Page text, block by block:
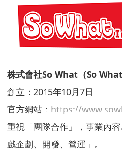
株式會社So What （So
創立：2015年10月7日
官方網站： https://
重視「團隊合作」，事業內
戲企劃、開發、營運」。